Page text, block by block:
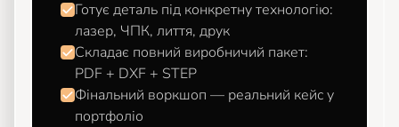
Готує деталь під конкретну технологію:
лазер, ЧПК, лиття, друк
Складає повний виробничий пакет:
PDF + DXF + STEP
Фінальний воркшоп — реальний кейс у
портфоліо